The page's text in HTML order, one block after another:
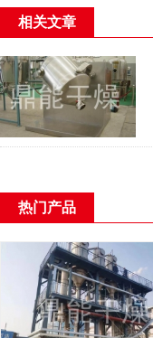
相关文章
热门产品